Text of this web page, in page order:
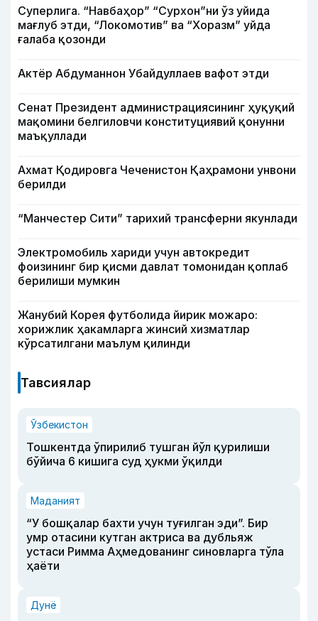
Суперлига. “Навбаҳор” “Сурхон”ни ўз уйида
мағлуб этди, “Локомотив” ва “Хоразм” уйда
ғалаба қозонди
Актёр Абду­маннон Убайдуллаев вафот этди
Сенат Президент администрациясининг ҳуқуқий
мақомини белгиловчи конституциявий қонунни
маъқуллади
Ахмат Қодировга Чеченистон Қаҳрамони унвони
берилди
“Манчестер Сити” тарихий трансферни якунлади
Электромобиль хариди учун автокредит
фоизининг бир қисми давлат томонидан қоплаб
берилиши мумкин
Жанубий Корея футболида йирик можаро:
хорижлик ҳакамларга жинсий хизматлар
кўрсатилгани маълум қилинди
Тавсиялар
Ўзбекистон
Тошкентда ўпирилиб тушган йўл қурилиши
бўйича 6 кишига суд ҳукми ўқилди
Маданият
“У бошқалар бахти учун туғилган эди”. Бир
умр отасини кутган актриса ва дубльяж
устаси Римма Аҳмедованинг синовларга тўла
ҳаёти
Дунё